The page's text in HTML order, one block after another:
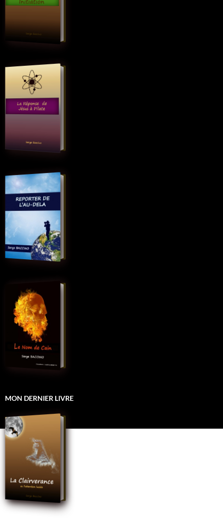
MON DERNIER LIVRE